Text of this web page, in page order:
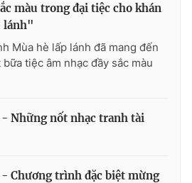
màu trong đại tiệc cho khán
lánh"
Mùa hè lấp lánh đã mang đến
tiệc âm nhạc đầy sắc màu
Những nốt nhạc tranh tài
Chương trình đặc biệt mừng